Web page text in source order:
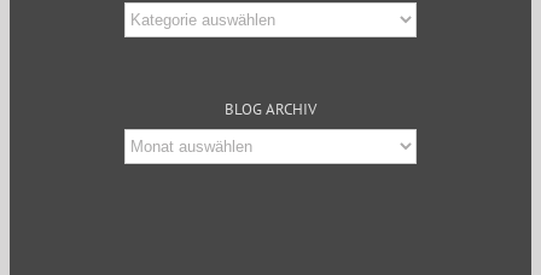
Blog
BLOG ARCHIV
Blog
Archiv